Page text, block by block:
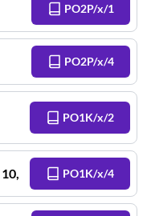
PO2P/x/1
PO2P/x/4
PO1K/x/2
10, PO1K/x/4